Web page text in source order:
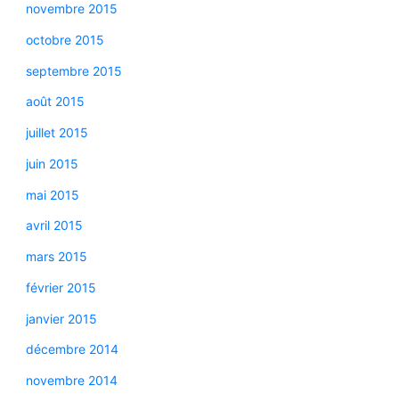
novembre 2015
octobre 2015
septembre 2015
août 2015
juillet 2015
juin 2015
mai 2015
avril 2015
mars 2015
février 2015
janvier 2015
décembre 2014
novembre 2014